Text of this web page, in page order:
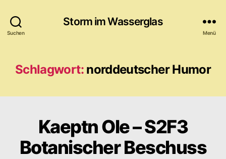
Suchen
Storm im Wasserglas
Menü
Schlagwort: norddeutscher Humor
Kaeptn Ole – S2F3
Botanischer Beschuss